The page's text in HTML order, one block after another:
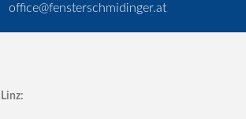
office@fensterschmidinger.at